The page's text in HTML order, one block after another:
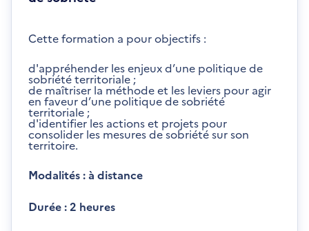
Cette formation a pour objectifs :
d'appréhender les enjeux d’une politique de
sobriété territoriale ;
de maîtriser la méthode et les leviers pour agir
en faveur d’une politique de sobriété
territoriale ;
d'identifier les actions et projets pour
consolider les mesures de sobriété sur son
territoire.
Modalités : à distance
Durée : 2 heures